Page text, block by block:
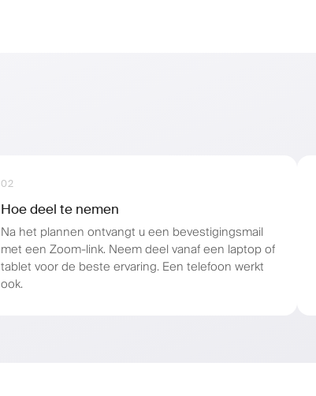
02
Hoe deel te nemen
Na het plannen ontvangt u een bevestigingsmail
met een Zoom-link. Neem deel vanaf een laptop of
tablet voor de beste ervaring. Een telefoon werkt
ook.